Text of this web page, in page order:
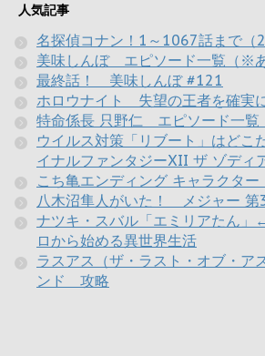
人気記事
名探偵コナン！1～1067話まで（
美味しんぼ エピソード一覧（※あ
最終話！ 美味しんぼ #121
ホロウナイト 失望の王者を確実
特命係長 只野仁 エピソード一覧
ウイルス対策「リブート」はど
イナルファンタジーXII ザ ゾディ
こち亀エンディング キャラクター
八木沼隼人がいた！ メジャー
ナツキ・スバル「エミリアたん
ロから始める異世界生活
ラスアス（ザ・ラスト・オブ・
ンド 攻略